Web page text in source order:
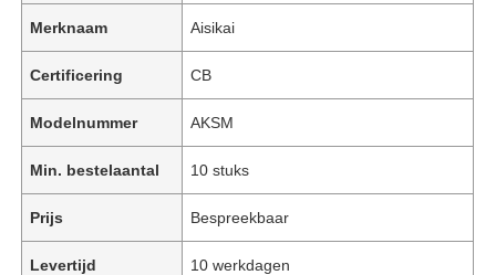
Merknaam Aisikai
Certificering CB
Modelnummer AKSM
Min. bestelaantal 10 stuks
Prijs Bespreekbaar
Levertijd 10 werkdagen